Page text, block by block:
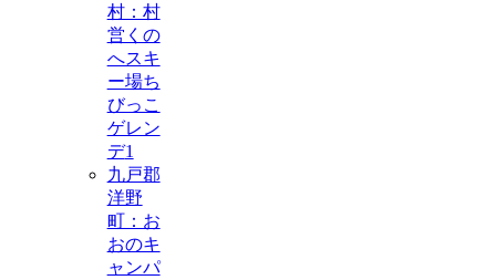
村：村
営くの
へスキ
ー場ち
びっこ
ゲレン
デ1
九戸郡
洋野
町：お
おのキ
ャンパ